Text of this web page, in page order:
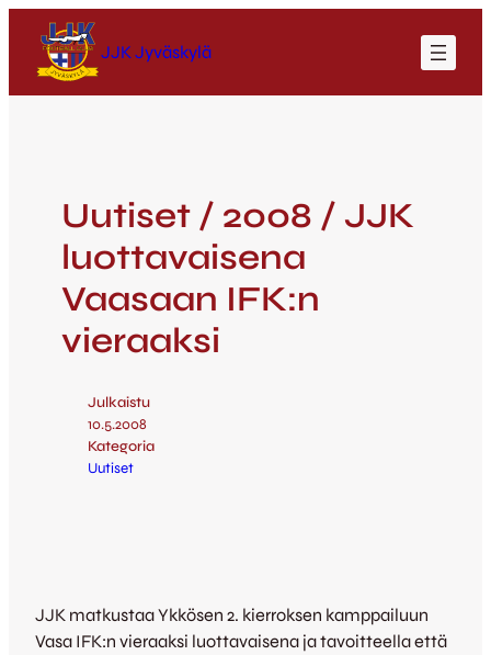
JJK Jyväskylä
Uutiset / 2008 / JJK
luottavaisena
Vaasaan IFK:n
vieraaksi
Julkaistu
10.5.2008
Kategoria
Uutiset
JJK matkustaa Ykkösen 2. kierroksen kamppailuun
Vasa IFK:n vieraaksi luottavaisena ja tavoitteella että